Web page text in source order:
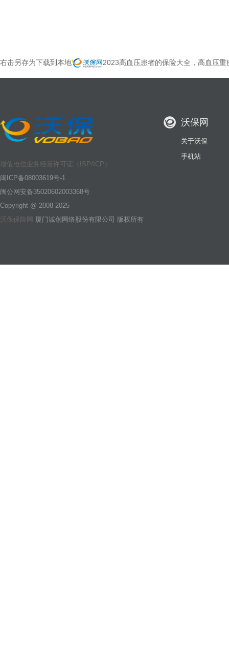
右击另存为下载到本地 2023高血压患者的保险大全，高血压
增值电信业务经营许可证（ISP/ICP）
闽ICP备08003619号-1
闽公网安备35020602003368号
Copyright @ 2008-2025
沃保保险网 厦门诚创网络股份有限公司 版权所有
沃保网
关于沃保
手机站